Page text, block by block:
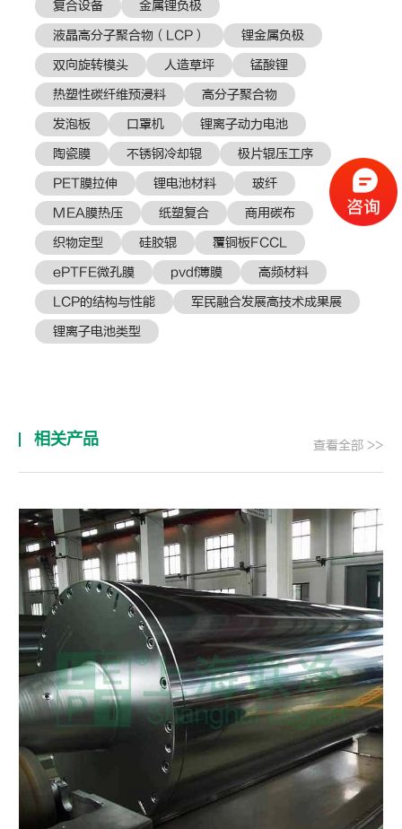
复合设备
金属锂负极
液晶高分子聚合物（LCP）
锂金属负极
双向旋转模头
人造草坪
锰酸锂
热塑性碳纤维预浸料
高分子聚合物
发泡板
口罩机
锂离子动力电池
陶瓷膜
不锈钢冷却辊
极片辊压工序
PET膜拉伸
锂电池材料
玻纤
MEA膜热压
纸塑复合
商用碳布
织物定型
硅胶辊
覆铜板FCCL
ePTFE微孔膜
pvdf薄膜
高频材料
LCP的结构与性能
军民融合发展高技术成果展
锂离子电池类型
相关产品 查看全部 >>